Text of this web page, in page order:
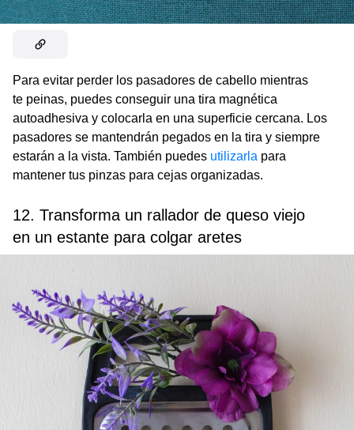
Para evitar perder los pasadores de cabello mientras
te peinas, puedes conseguir una tira magnética
autoadhesiva y colocarla en una superficie cercana. Los
pasadores se mantendrán pegados en la tira y siempre
estarán a la vista. También puedes utilizarla para
mantener tus pinzas para cejas organizadas.
12. Transforma un rallador de queso viejo
en un estante para colgar aretes